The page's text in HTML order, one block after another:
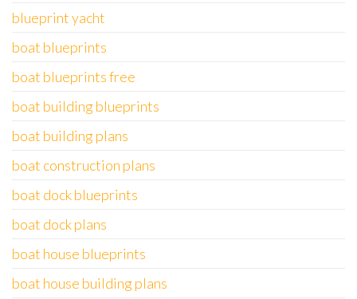
blueprint yacht
boat blueprints
boat blueprints free
boat building blueprints
boat building plans
boat construction plans
boat dock blueprints
boat dock plans
boat house blueprints
boat house building plans